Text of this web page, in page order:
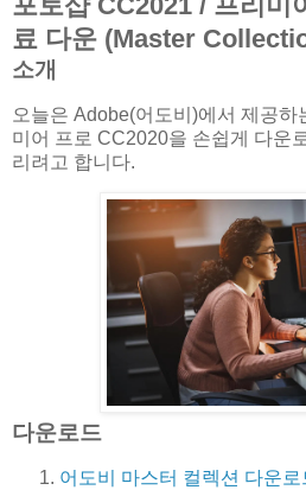
료 다운 (Master
소개
오늘은 Adobe(어도비)에서 제공하
미어 프로 CC2020을 손쉽게 다운
리려고 합니다.
다운로드
어도비 마스터 컬렉션 다운로